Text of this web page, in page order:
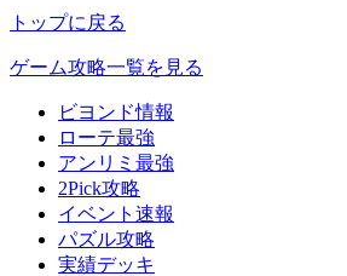
トップに戻る
ゲーム攻略一覧を見る
ビヨンド情報
ローテ最強
アンリミ最強
2Pick攻略
イベント速報
パズル攻略
実績デッキ